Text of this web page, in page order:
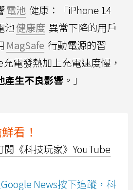
電池 健康：「iPhone 14
池健康度 異常下降的用戶
MagSafe 行動電源的習
電發熱加上充電速度慢，
產生不良影響 。」
看！
閱《科技玩家》YouTube
News按下追蹤，科